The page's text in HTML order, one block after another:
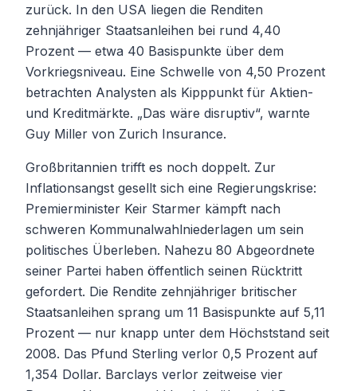
zurück. In den USA liegen die Renditen
zehnjähriger Staatsanleihen bei rund 4,40
Prozent — etwa 40 Basispunkte über dem
Vorkriegsniveau. Eine Schwelle von 4,50 Prozent
betrachten Analysten als Kipppunkt für Aktien-
und Kreditmärkte. „Das wäre disruptiv“, warnte
Guy Miller von Zurich Insurance.
Großbritannien trifft es noch doppelt. Zur
Inflationsangst gesellt sich eine Regierungskrise:
Premierminister Keir Starmer kämpft nach
schweren Kommunalwahlniederlagen um sein
politisches Überleben. Nahezu 80 Abgeordnete
seiner Partei haben öffentlich seinen Rücktritt
gefordert. Die Rendite zehnjähriger britischer
Staatsanleihen sprang um 11 Basispunkte auf 5,11
Prozent — nur knapp unter dem Höchststand seit
2008. Das Pfund Sterling verlor 0,5 Prozent auf
1,354 Dollar. Barclays verlor zeitweise vier